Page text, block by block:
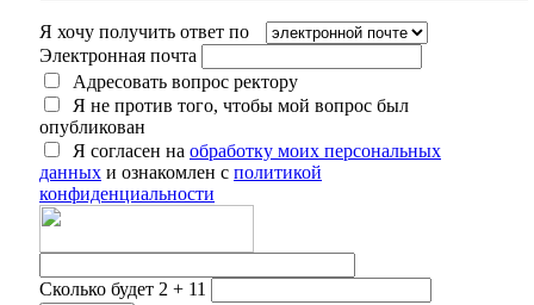
Я хочу получить ответ по
Электронная почта
Адресовать вопрос ректору
Я не против того, чтобы мой вопрос был
опубликован
Я согласен на обработку моих персональных
данных и ознакомлен с политикой
конфиденциальности
Сколько будет 2 + 11